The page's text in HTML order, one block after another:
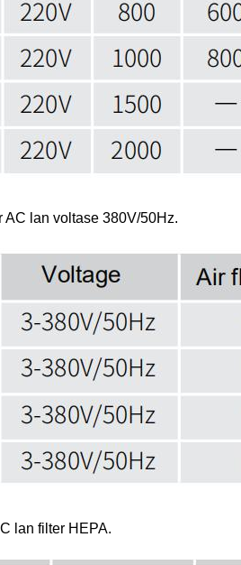
AC lan voltase 380V/50Hz.
lan filter HEPA.